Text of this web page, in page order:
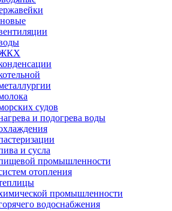
судов
и подогрева воды
и сусла
промышленности
отопления
промышленности
водоснабжения